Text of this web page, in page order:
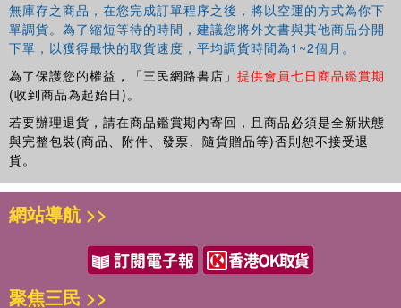
無庫存之商品，在您完成訂單程序之後，將以空運的方式為你下
單調貨。為了縮短等待的時間，建議您將外文書與其他商品分開
下單，以獲得最快的取貨速度，平均調貨時間為1~2個月。
為了保護您的權益，「三民網路書店」 提供會員七日商品鑑賞期
(收到商品為起始日)。
若要辦理退貨，請在商品鑑賞期內寄回，且商品必須是全新狀態
與完整包裝(商品、附件、發票、隨貨贈品等)否則恕不接受退
貨。
網站導航 >>
聚焦三民 >>